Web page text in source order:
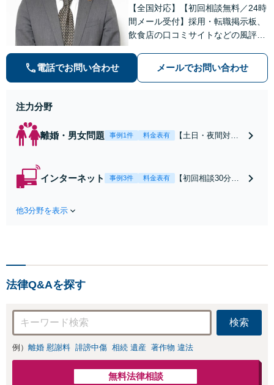
【全国対応】【初回相談無料／24時
間メール受付】採用・転職掲示板、
飲食店の口コミサイトなどの風評被
の種類を問わず相談可。可能な限り
早期対応で駆けつけサポート【労
電話でお問い合わせ メールでお問い合わせ
注力分野
離婚・男女問題 事例1件 料金表有
【土日・夜間対応
れたら、サインす
インターネット 事例3件 料金表有
【初回相談30分無
お店の風評被害対
応可：開示請求の
意見照会が来たと
きの対処法、被害
者との示談交渉
他3分野を表示
法律Q&Aを探す
検索
例） 離婚 慰謝料 誹謗中傷 相続 遺産 著作物 違法
無料法律相談